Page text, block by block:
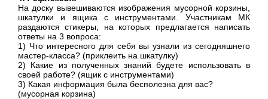
На доску вывешиваются изображения мусорной корзины,
шкатулки и ящика с инструментами. Участникам МК
раздаются стикеры, на которых предлагается написать
ответы на 3 вопроса:
1) Что интересного для себя вы узнали из сегодняшнего
мастер-класса? (приклеить на шкатулку)
2) Какие из полученных знаний будете использовать в
своей работе? (ящик с инструментами)
3) Какая информация была бесполезна для вас?
(мусорная корзина)